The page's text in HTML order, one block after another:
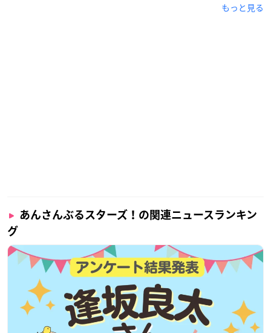
もっと見る
あんさんぶるスターズ！の関連ニュースランキン
グ